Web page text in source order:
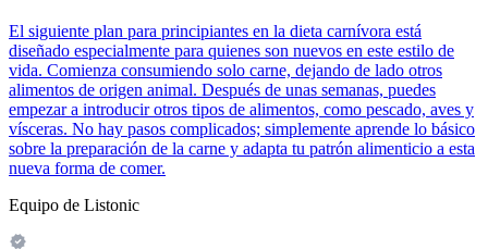
El siguiente plan para principiantes en la dieta carnívora está
diseñado especialmente para quienes son nuevos en este estilo de
vida. Comienza consumiendo solo carne, dejando de lado otros
alimentos de origen animal. Después de unas semanas, puedes
empezar a introducir otros tipos de alimentos, como pescado, aves y
vísceras. No hay pasos complicados; simplemente aprende lo básico
sobre la preparación de la carne y adapta tu patrón alimenticio a esta
nueva forma de comer.
Equipo de Listonic